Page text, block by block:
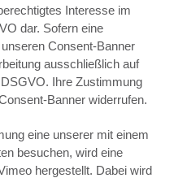
Interesse im
dar. Sofern eine
Consent-Banner
ausschließlich auf
Ihre Zustimmung
Banner widerrufen.
eine unserer mit einem
besuchen, wird eine
hergestellt. Dabei wird